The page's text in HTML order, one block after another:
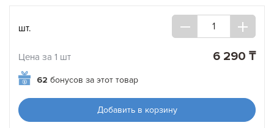
шт.
Цена за 1 шт 6 290 ₸
62 бонусов за этот товар
Добавить в корзину